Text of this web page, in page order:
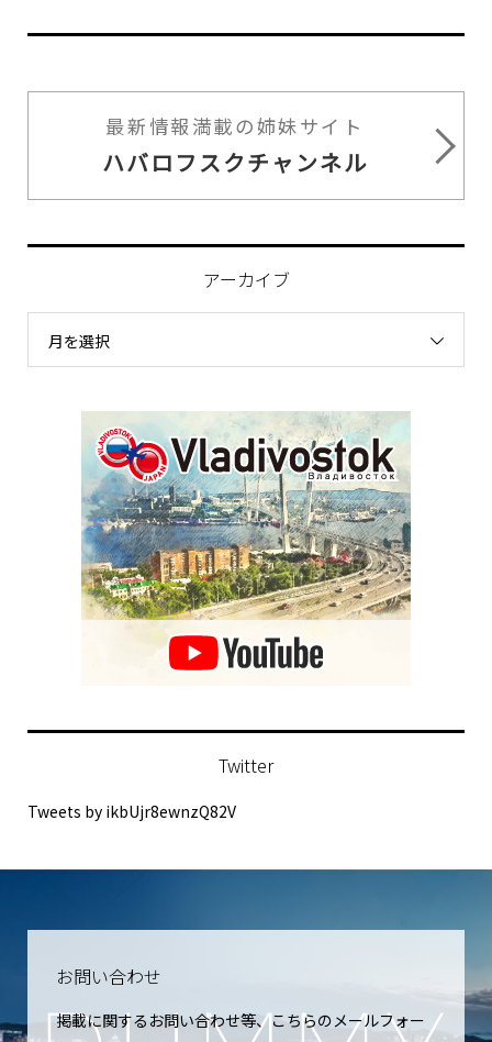
最新情報満載の姉妹サイト
ハバロフスクチャンネル
アーカイブ
月を選択
Twitter
Tweets by ikbUjr8ewnzQ82V
お問い合わせ
掲載に関するお問い合わせ等、こちらのメールフォー